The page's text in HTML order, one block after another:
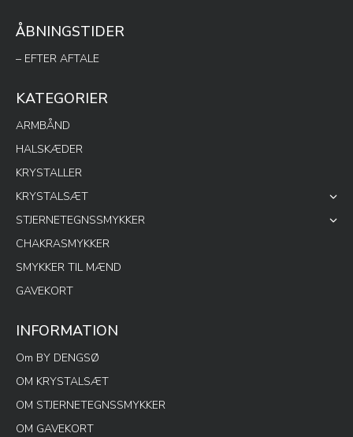
ÅBNINGSTIDER
– EFTER AFTALE
KATEGORIER
ARMBÅND
HALSKÆDER
KRYSTALLER
KRYSTALSÆT
STJERNETEGNSSMYKKER
CHAKRASMYKKER
SMYKKER TIL MÆND
GAVEKORT
INFORMATION
Om BY DENGSØ
OM KRYSTALSÆT
OM STJERNETEGNSSMYKKER
OM GAVEKORT